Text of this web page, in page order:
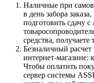
Наличные при
в день забора
подготовить сдачу
средства, получаете
Безналичный
интернет-
Чтобы оплатить
сервер системы